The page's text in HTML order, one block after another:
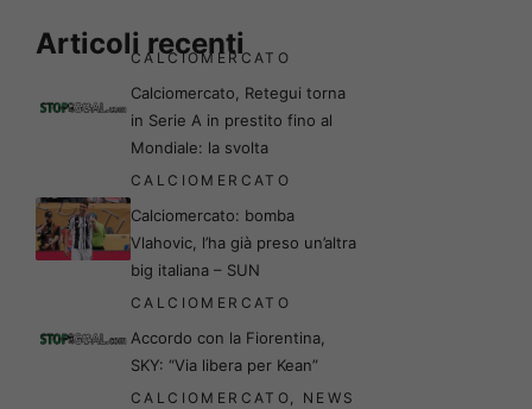
Articoli recenti
CALCIOMERCATO
Calciomercato, Retegui torna
in Serie A in prestito fino al
Mondiale: la svolta
CALCIOMERCATO
Calciomercato: bomba
Vlahovic, l’ha già preso un’altra
big italiana – SUN
CALCIOMERCATO
Accordo con la Fiorentina,
SKY: “Via libera per Kean”
CALCIOMERCATO, NEWS